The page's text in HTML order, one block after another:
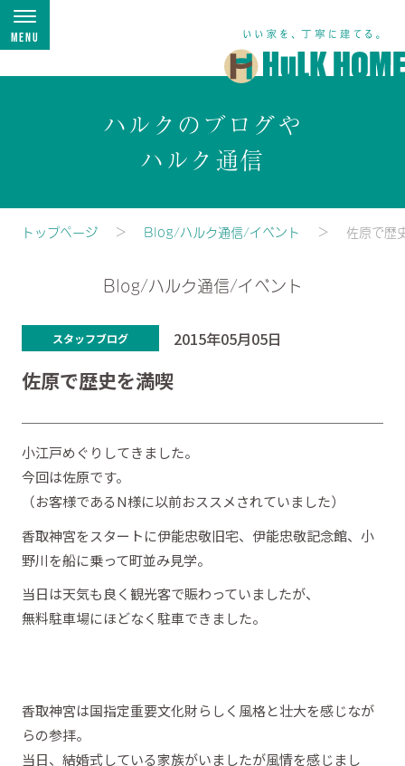
Menu
ハルクのブログや
ハルク通信
トップページ Blog/ハルク通信/イベント 佐原で歴
Blog/ハルク通信/イベント
スタッフブログ 2015年05月05日
佐原で歴史を満喫
小江戸めぐりしてきました。
今回は佐原です。
（お客様であるN様に以前おススメされていました）
香取神宮をスタートに伊能忠敬旧宅、伊能忠敬記念館、小
野川を船に乗って町並み見学。
当日は天気も良く観光客で賑わっていましたが、
無料駐車場にほどなく駐車できました。
香取神宮は国指定重要文化財らしく風格と壮大を感じなが
らの参拝。
当日、結婚式している家族がいましたが風情を感じまし